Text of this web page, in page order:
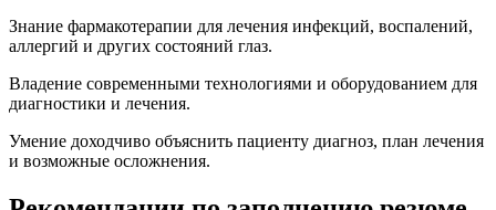
Знание фармакотерапии для лечения инфекций, воспалений,
аллергий и других состояний глаз.
Владение современными технологиями и оборудованием для
диагностики и лечения.
Умение доходчиво объяснить пациенту диагноз, план лечения
и возможные осложнения.